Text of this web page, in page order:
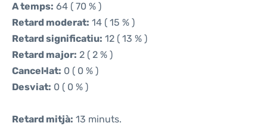
A temps: 64 ( 70 % )
Retard moderat: 14 ( 15 % )
Retard significatiu: 12 ( 13 % )
Retard major: 2 ( 2 % )
Cancel·lat: 0 ( 0 % )
Desviat: 0 ( 0 % )
Retard mitjà: 13 minuts.